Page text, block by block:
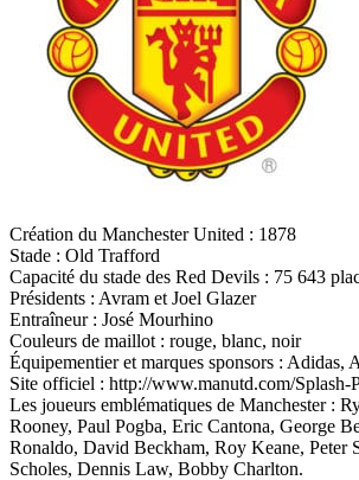
Création du Manchester United : 1878
Stade : Old Trafford
Capacité du stade des Red Devils : 75 643
Présidents : Avram et Joel Glazer
Entraîneur : José Mourhino
Couleurs de maillot : rouge, blanc, noir
Équipementier et marques sponsors : Adidas,
Site officiel : http://www.manutd.com/Splash-
Les joueurs emblématiques de Manchester :
Rooney, Paul Pogba, Eric Cantona, George
Ronaldo, David Beckham, Roy Keane, Peter
Scholes, Dennis Law, Bobby Charlton.